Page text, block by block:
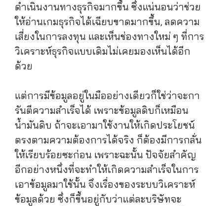
ดำเนินงานทางธุรกิจมากขึ้น ซึ่งแน่นอนว่าช่วย
ให้อ่านเกมธุรกิจได้เฉียบขาดมากขึ้น, ลดความ
เสี่ยงในการลงทุน และเห็นช่องทางใหม่ ๆ ที่การ
วิเคราะห์ธุรกิจแบบเดิมไม่เคยมองเห็นได้อีก
ด้วย
แต่การมีข้อมูลอยู่ในมืออย่างเดียวก็ใช่ว่าจะกา
รันตีความสำเร็จได้ เพราะข้อมูลดิบก็เหมือน
น้ำมันดิบ ถ้าจะเอามาใช้งานให้เกิดประโยชน์
ตรงตามความต้องการได้จริง ก็ต้องมีการกลั่น
ให้เรียบร้อยซะก่อน เพราะฉะนั้น ปัจจัยสำคัญ
อีกอย่างหนึ่งที่จะทำให้เกิดความสำเร็จในการ
เอาข้อมูลมาใช้นั้น จึงเรื่องของระบบวิเคราะห์
ข้อมูลด้วย ซึ่งก็ขึ้นอยู่กับว่าแต่ละบริษัทจะ